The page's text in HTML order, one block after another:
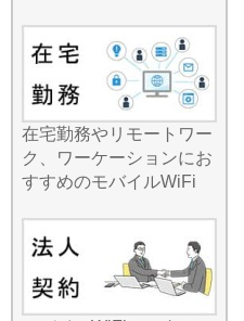
加したり、自由自在なネッ
トライフを楽しみましょ
う。ローカルなエリアでも
しっかり電波をキャッチす
る強力なルーターをお届け
します。
2026.7.29
安定したネット接続と通信
コストの削減を同時に叶え
たいなら、国内Wi-Fiレンタ
ルが最も賢い選択です。特
に複雑なセットアップを嫌
う方にとって、当店のサー
在宅勤務やリモートワー
ク、ワーケーションにお
すすめのモバイルWiFi